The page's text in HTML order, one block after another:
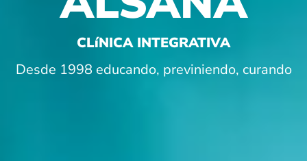
CLíNICA INTEGRATIVA
Desde 1998 educando, previniendo, curando